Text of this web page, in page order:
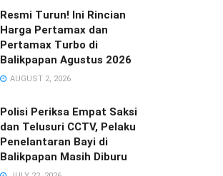
Resmi Turun! Ini Rincian
Harga Pertamax dan
Pertamax Turbo di
Balikpapan Agustus 2026
AUGUST 2, 2026
Polisi Periksa Empat Saksi
dan Telusuri CCTV, Pelaku
Penelantaran Bayi di
Balikpapan Masih Diburu